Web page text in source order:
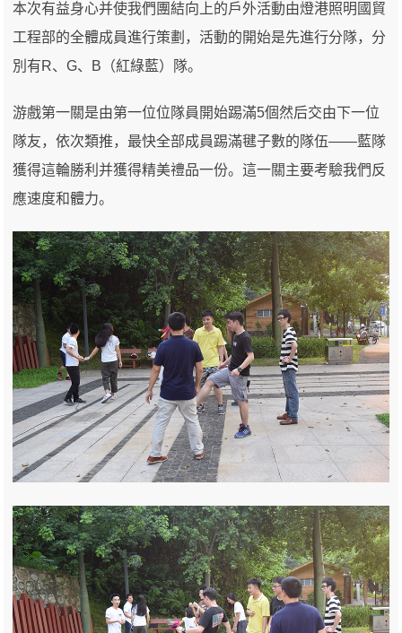
本次有益身心并使我們團結向上的戶外活動由燈港照明國貿
工程部的全體成員進行策劃，活動的開始是先進行分隊，分
別有R、G、B（紅綠藍）隊。
游戲第一關是由第一位位隊員開始踢滿5個然后交由下一位
隊友，依次類推，最快全部成員踢滿毽子數的隊伍——藍隊
獲得這輪勝利并獲得精美禮品一份。這一關主要考驗我們反
應速度和體力。